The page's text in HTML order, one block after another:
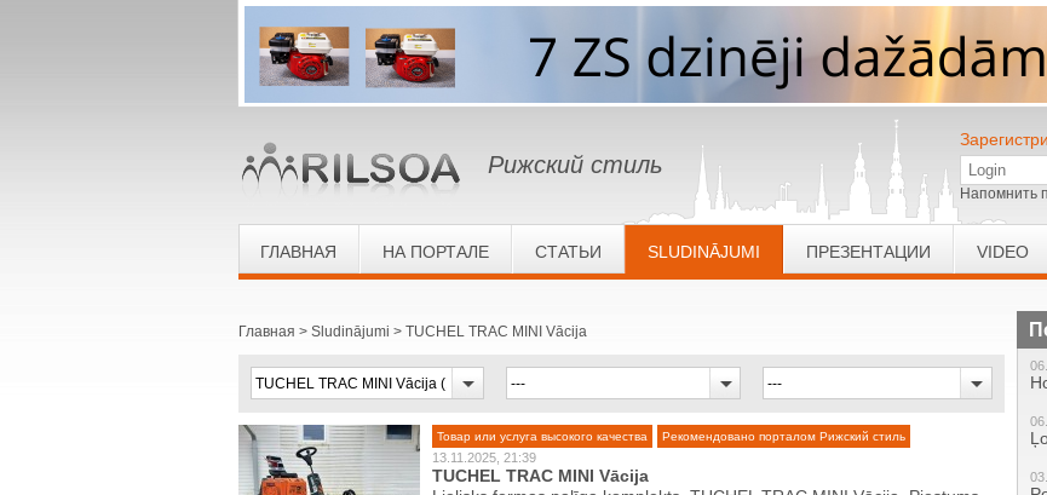
Рижский стиль
Напомнить
ГЛАВНАЯ НА ПОРТАЛЕ СТАТЬИ SLUDINĀJUMI ПРЕЗЕНТАЦИИ VIDEO
Главная Sludinājumi TUCHEL TRAC MINI Vācija
Товар или услуга высокого качества Рекомендовано порталом Рижский стиль
13.11.2025, 21:39
TUCHEL TRAC MINI Vācija